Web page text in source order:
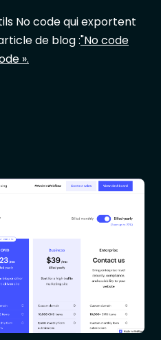
No code qui exportent
de blog :"No code
».